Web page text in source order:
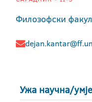
Филозофски
Ужа научна/